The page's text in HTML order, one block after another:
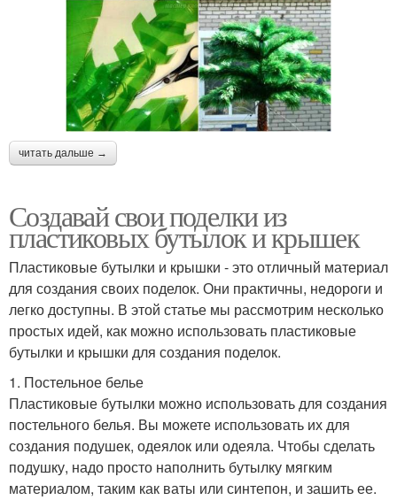
читать дальше →
Создавай свои поделки из
пластиковых бутылок и крышек
Пластиковые бутылки и крышки - это отличный материал
для создания своих поделок. Они практичны, недороги и
легко доступны. В этой статье мы рассмотрим несколько
простых идей, как можно использовать пластиковые
бутылки и крышки для создания поделок.
1. Постельное белье
Пластиковые бутылки можно использовать для создания
постельного белья. Вы можете использовать их для
создания подушек, одеялок или одеяла. Чтобы сделать
подушку, надо просто наполнить бутылку мягким
материалом, таким как ваты или синтепон, и зашить ее.